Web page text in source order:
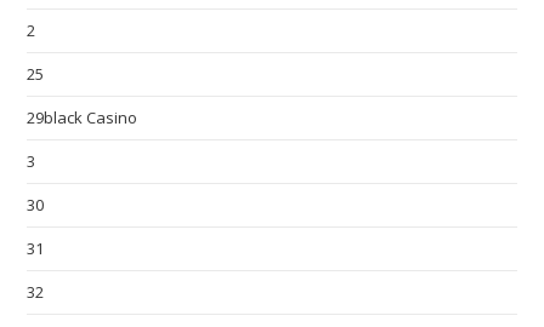
2
25
29black Casino
3
30
31
32